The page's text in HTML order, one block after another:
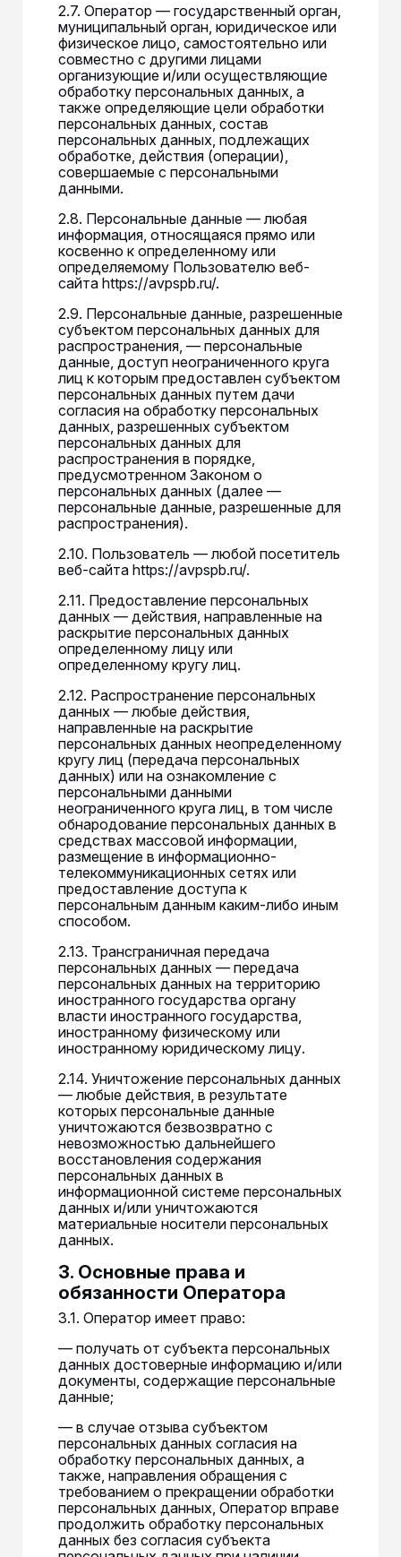
2.7. Оператор — государственный орган,
муниципальный орган, юридическое или
физическое лицо, самостоятельно или
совместно с другими лицами
организующие и/или осуществляющие
обработку персональных данных, а
также определяющие цели обработки
персональных данных, состав
персональных данных, подлежащих
обработке, действия (операции),
совершаемые с персональными
данными.
2.8. Персональные данные — любая
информация, относящаяся прямо или
косвенно к определенному или
определяемому Пользователю веб-
сайта https://avpspb.ru/.
2.9. Персональные данные, разрешенные
субъектом персональных данных для
распространения, — персональные
данные, доступ неограниченного круга
лиц к которым предоставлен субъектом
персональных данных путем дачи
согласия на обработку персональных
данных, разрешенных субъектом
персональных данных для
распространения в порядке,
предусмотренном Законом о
персональных данных (далее —
персональные данные, разрешенные для
распространения).
2.10. Пользователь — любой посетитель
веб-сайта https://avpspb.ru/.
2.11. Предоставление персональных
данных — действия, направленные на
раскрытие персональных данных
определенному лицу или
определенному кругу лиц.
2.12. Распространение персональных
данных — любые действия,
направленные на раскрытие
персональных данных неопределенному
кругу лиц (передача персональных
данных) или на ознакомление с
персональными данными
неограниченного круга лиц, в том числе
обнародование персональных данных в
средствах массовой информации,
размещение в информационно-
телекоммуникационных сетях или
предоставление доступа к
персональным данным каким-либо иным
способом.
2.13. Трансграничная передача
персональных данных — передача
персональных данных на территорию
иностранного государства органу
власти иностранного государства,
иностранному физическому или
иностранному юридическому лицу.
2.14. Уничтожение персональных данных
— любые действия, в результате
которых персональные данные
уничтожаются безвозвратно с
невозможностью дальнейшего
восстановления содержания
персональных данных в
информационной системе персональных
данных и/или уничтожаются
материальные носители персональных
данных.
3. Основные права и
обязанности Оператора
3.1. Оператор имеет право:
— получать от субъекта персональных
данных достоверные информацию и/или
документы, содержащие персональные
данные;
— в случае отзыва субъектом
персональных данных согласия на
обработку персональных данных, а
также, направления обращения с
требованием о прекращении обработки
персональных данных, Оператор вправе
продолжить обработку персональных
данных без согласия субъекта